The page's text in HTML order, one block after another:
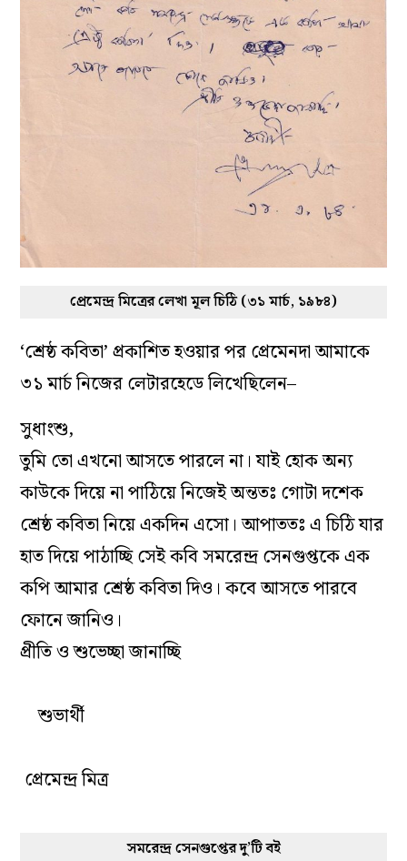
প্রেমেন্দ্র মিত্রের লেখা মূল চিঠি (৩১ মার্চ, ১৯৮৪)
‘শ্রেষ্ঠ কবিতা’ প্রকাশিত হওয়ার পর প্রেমেনদা আমাকে
৩১ মার্চ নিজের লেটারহেডে লিখেছিলেন–
সুধাংশু,
তুমি তো এখনো আসতে পারলে না। যাই হোক অন্য
কাউকেদিয়ে না পাঠিয়ে নিজেই অন্ততঃ গোটা দশেক
শ্রেষ্ঠ কবিতা নিয়েএকদিন এসো। আপাততঃ এ চিঠি যার
হাত দিয়ে পাঠাচ্ছি সেইকবি সমরেন্দ্র সেনগুপ্তকে এক
কপি আমার শ্রেষ্ঠ কবিতা দিও।কবে আসতে পারবে
ফোনে জানিও।
প্রীতি ও শুভেচ্ছা জানাচ্ছি
শুভার্থী
প্রেমেন্দ্র মিত্র
সমরেন্দ্র সেনগুপ্তের দু’টি বই